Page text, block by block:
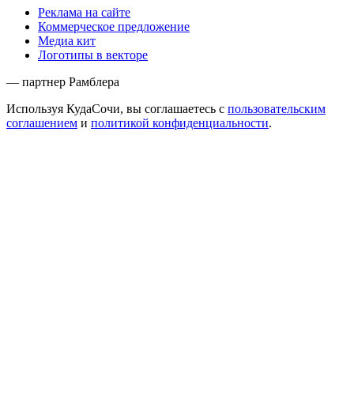
Реклама на сайте
Коммерческое предложение
Медиа кит
Логотипы в векторе
— партнер Рамблера
Используя КудаСочи, вы соглашаетесь с пользовательским
соглашением и политикой конфиденциальности.